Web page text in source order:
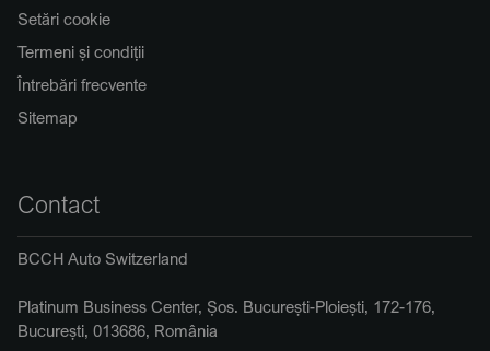
Setări cookie
Termeni și condiții
Întrebări frecvente
Sitemap
Contact
BCCH Auto Switzerland
Platinum Business Center, Șos. București-Ploiești, 172-176,
București, 013686, România